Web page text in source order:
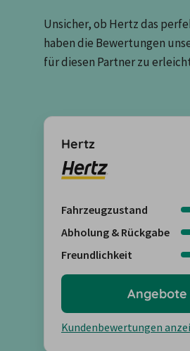
Unsicher, ob Hertz das
haben die Bewertungen
für diesen Partner zu
Hertz
Fahrzeugzustand
Abholung & Rückgabe
Freundlichkeit
Kundenbewertungen
Angebote